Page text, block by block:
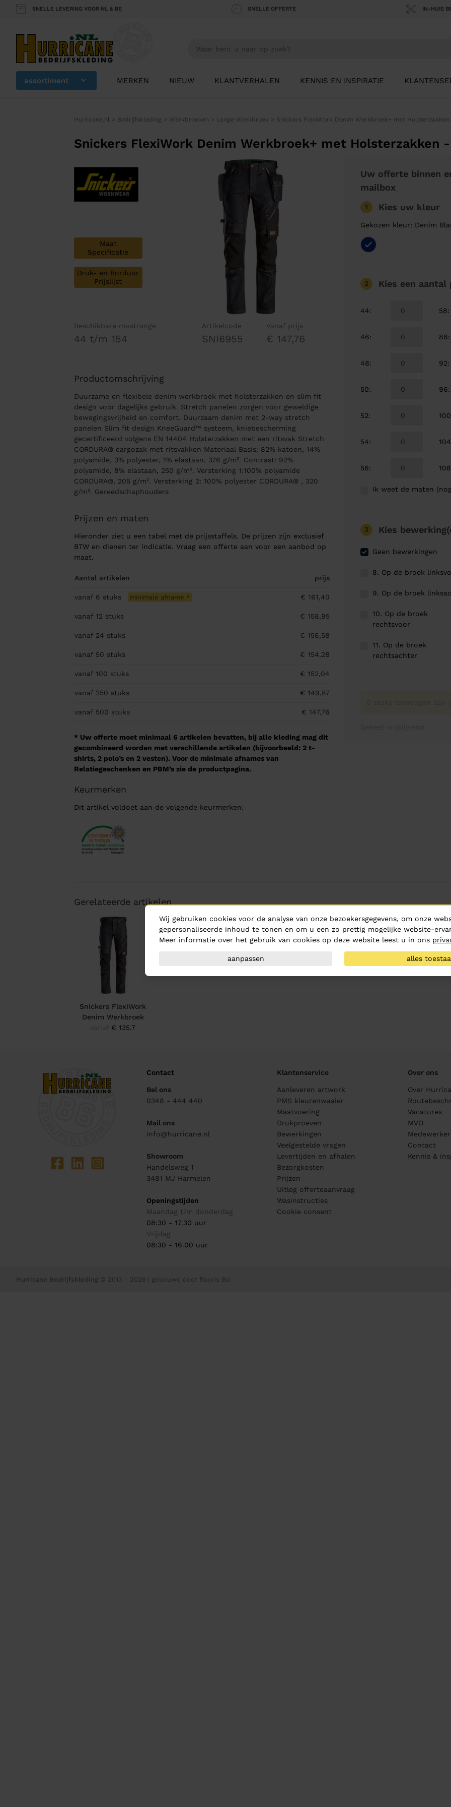
SNELLE LEVERING VOOR NL & BE SNELLE OFFERTE IN-HUIS
assortiment MERKEN NIEUW KLANTVERHALEN KENNIS EN INSPIRATIE
Hurricane.nl > Bedrijfskleding > Werkbroeken > Lange Werkbroek > Snickers FlexiWork Denim Werkbroek+ met Holsterzakken
Snickers FlexiWork Denim Werkbroek+ met Holsterzakken -
Maat
Specificatie
Druk- en Borduur
Prijslijst
Beschikbare maatrange
44 t/m 154
Artikelcode
SNI6955
Vanaf prijs
€ 147,76
Productomschrijving
Duurzame en flexibele denim werkbroek met holsterzakken en slim fit
design voor dagelijks gebruik. Stretch panelen zorgen voor geweldige
bewegingsvrijheid en comfort. Duurzaam denim met 2-way stretch
panelen Slim fit design KneeGuard™ systeem, kniebescherming
gecertificeerd volgens EN 14404 Holsterzakken met een ritsvak Stretch
CORDURA® cargozak met ritsvakken Materiaal Basis: 82% katoen, 14%
polyamide, 3% polyester, 1% elastaan, 376 g/m². Contrast: 92%
polyamide, 8% elastaan, 250 g/m². Versterking 1:100% polyamide
CORDURA®, 205 g/m². Versterking 2: 100% polyester CORDURA® , 320
g/m². Gereedschaphouders
Prijzen en maten
Hieronder ziet u een tabel met de prijsstaffels. De prijzen zijn exclusief
BTW en dienen ter indicatie. Vraag een offerte aan voor een aanbod op
maat.
Aantal artikelen prijs
vanaf 6 stuks minimale afname * € 161,40
vanaf 12 stuks € 158,95
vanaf 24 stuks € 156,58
vanaf 50 stuks € 154,28
vanaf 100 stuks € 152,04
vanaf 250 stuks € 149,87
vanaf 500 stuks € 147,76
* Uw offerte moet minimaal 6 artikelen bevatten, bij alle kleding mag dit
gecombineerd worden met verschillende artikelen (bijvoorbeeld: 2 t-
shirts, 2 polo’s en 2 vesten). Voor de minimale afnames van
Relatiegeschenken en PBM’s zie de productpagina.
Keurmerken
Dit artikel voldoet aan de volgende keurmerken:
Uw offerte binnen
mailbox
1 Kies uw kleur
Gekozen kleur: Denim
2 Kies een aantal
44:
46:
48:
50:
52:
54:
56:
58:
88:
92:
96:
100
104
108
Ik weet de maten
3 Kies
Geen bewerkingen
8. Op de broek
9. Op de broek
10. Op de broek
rechtsvoor
11. Op de broek
rechtsachter
Gerelateerde artikelen
Snickers FlexiWork
Denim Werkbroek
€ 135.7
Contact
Bel ons
0348 - 444 440
Mail ons
info@hurricane.nl
Showroom
Handelsweg 1
3481 MJ Harmelen
Openingstijden
Maandag t/m donderdag
08:30 - 17.30 uur
Vrijdag
08:30 - 16.00 uur
Klantenservice
Aanleveren artwork
PMS kleurenwaaier
Maatvoering
Drukproeven
Bewerkingen
Veelgestelde vragen
Levertijden en afhalen
Bezorgkosten
Prijzen
Uitleg offerteaanvraag
Wasinstructies
Cookie consent
Over ons
Over
Vacatures
MVO
Contact
Kennis &
Hurricane Bedrijfskleding © 2013 - 2026 | gebouwd door flooris B.V.
Wij gebruiken cookies voor de analyse van onze bezoekersgegevens, om onze
gepersonaliseerde inhoud te tonen en om u een zo prettig mogelijke website-
Meer informatie over het gebruik van cookies op deze website leest u in ons
aanpassen alles